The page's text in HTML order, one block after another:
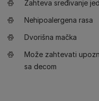
Zahteva sređivanje
Nehipoalergena rasa
Dvorišna mačka
Može zahtevati
sa decom